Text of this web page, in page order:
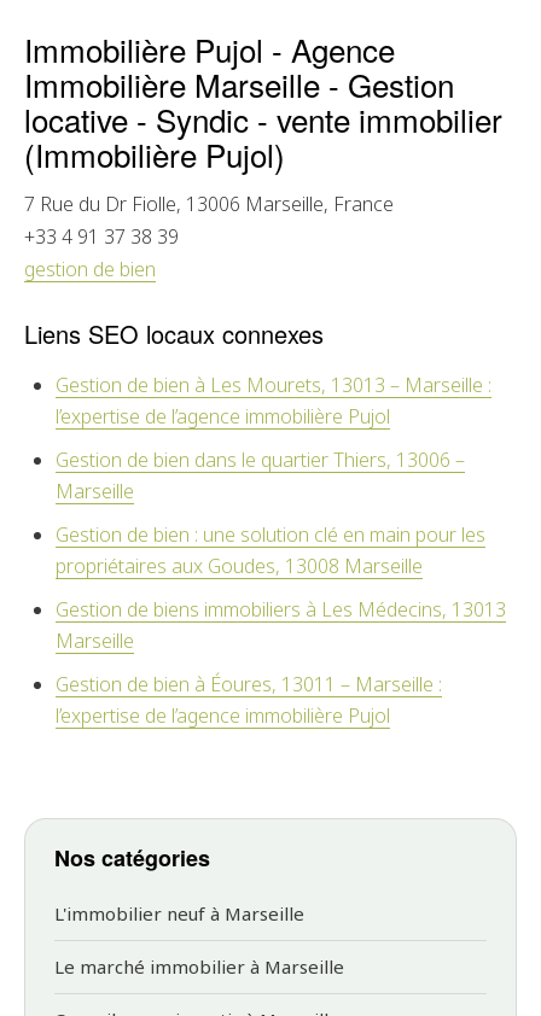
Immobilière Pujol - Agence
Immobilière Marseille - Gestion
locative - Syndic - vente immobilier
(Immobilière Pujol)
7 Rue du Dr Fiolle, 13006 Marseille, France
+33 4 91 37 38 39
gestion de bien
Liens SEO locaux connexes
Gestion de bien à Les Mourets, 13013 – Marseille :
l’expertise de l’agence immobilière Pujol
Gestion de bien dans le quartier Thiers, 13006 –
Marseille
Gestion de bien : une solution clé en main pour les
propriétaires aux Goudes, 13008 Marseille
Gestion de biens immobiliers à Les Médecins, 13013
Marseille
Gestion de bien à Éoures, 13011 – Marseille :
l’expertise de l’agence immobilière Pujol
Nos catégories
L'immobilier neuf à Marseille
Le marché immobilier à Marseille